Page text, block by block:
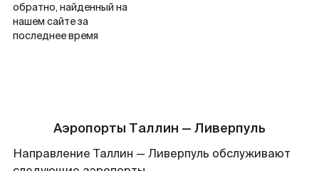
обратно, найденный на
нашем сайте за
последнее время
Аэропорты Таллин — Ливерпуль
Направление Таллин — Ливерпуль обслуживают